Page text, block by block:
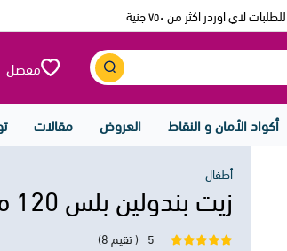
لاي اوردر اكثر من ٧٥٠ جنية
مفضل
أكواد الأمان و النقاط العروض مقالات
أطفال
زيت بندولين بلس 120 مل
5 ( تقيم 8)